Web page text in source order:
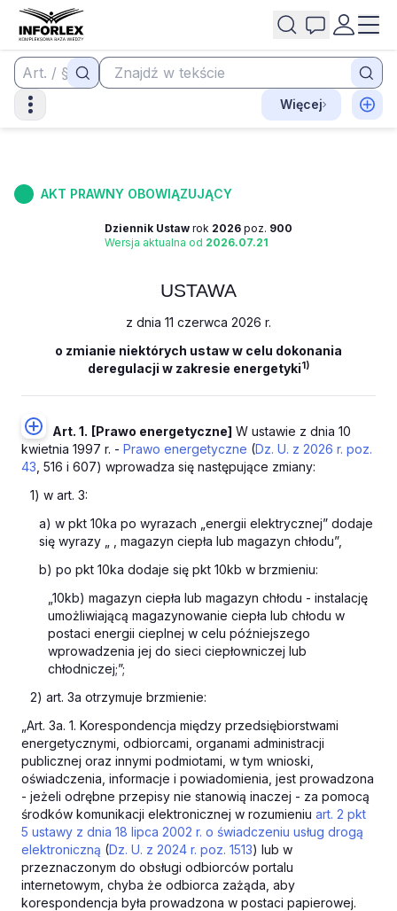
Więcej
AKT PRAWNY OBOWIĄZUJĄCY
Dziennik Ustaw rok 2026 poz. 900
Wersja aktualna od 2026.07.21
USTAWA
z dnia 11 czerwca 2026 r.
o zmianie niektórych ustaw w celu dokonania
deregulacji w zakresie energetyki1)
Art. 1. [Prawo energetyczne] W ustawie z dnia 10
kwietnia 1997 r. - Prawo energetyczne (Dz. U. z 2026 r. poz.
43 , 516 i 607) wprowadza się następujące zmiany:
1) w art. 3:
a) w pkt 10ka po wyrazach „energii elektrycznej” dodaje
się wyrazy „ , magazyn ciepła lub magazyn chłodu”,
b) po pkt 10ka dodaje się pkt 10kb w brzmieniu:
„10kb) magazyn ciepła lub magazyn chłodu - instalację
umożliwiającą magazynowanie ciepła lub chłodu w
postaci energii cieplnej w celu późniejszego
wprowadzenia jej do sieci ciepłowniczej lub
chłodniczej;”;
2) art. 3a otrzymuje brzmienie:
„Art. 3a. 1. Korespondencja między przedsiębiorstwami
energetycznymi, odbiorcami, organami administracji
publicznej oraz innymi podmiotami, w tym wnioski,
oświadczenia, informacje i powiadomienia, jest prowadzona
- jeżeli odrębne przepisy nie stanowią inaczej - za pomocą
środków komunikacji elektronicznej w rozumieniu art. 2 pkt
5 ustawy z dnia 18 lipca 2002 r. o świadczeniu usług drogą
elektroniczną (Dz. U. z 2024 r. poz. 1513) lub w
przeznaczonym do obsługi odbiorców portalu
internetowym, chyba że odbiorca zażąda, aby
korespondencja była prowadzona w postaci papierowej.